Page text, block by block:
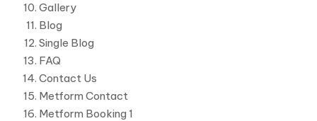
Gallery
Blog
Single Blog
FAQ
Contact Us
Metform Contact
Metform Booking 1